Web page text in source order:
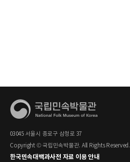
03045 서울시 종로구 삼청로 37
Copyright © 국립민속박물관. All Rights Reserved.
한국민속대백과사전 자료 이용 안내